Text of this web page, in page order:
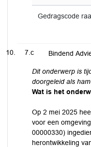
Gedragscode
7.c Bindend
Dit onderwerp is
doorgeleid als
Wat is het
Op 2 mei 2025
voor een
00000330)
herontwikkeling